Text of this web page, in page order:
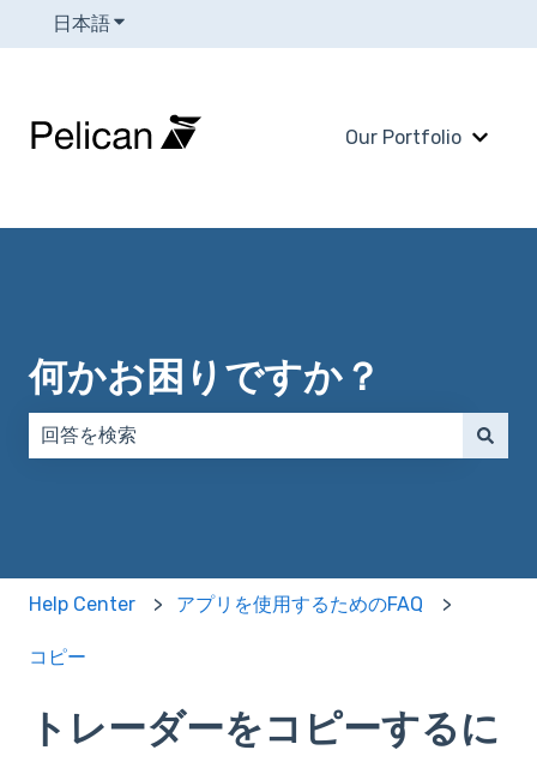
日本語翻訳のサブメニューを表示
Our Portfolio
Our
何かお困りですか？
Help Center アプリを使用するためのFAQ
コピー
トレーダーをコピーするに